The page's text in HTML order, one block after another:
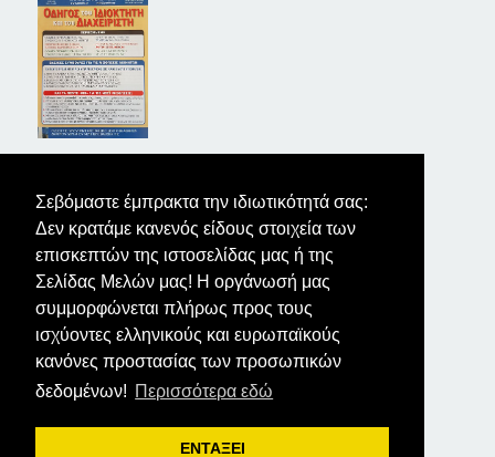
Σεβόμαστε έμπρακτα την ιδιωτικότητά σας:
Δεν κρατάμε κανενός είδους στοιχεία των
επισκεπτών της ιστοσελίδας μας ή της
Σελίδας Μελών μας! Η οργάνωσή μας
συμμορφώνεται πλήρως προς τους
ισχύοντες ελληνικούς και ευρωπαϊκούς
κανόνες προστασίας των προσωπικών
δεδομένων! Περισσότερα εδώ
ΕΝΤΑΞΕΙ
ΤΑ ΝΕΑ ΤΩΝ ΙΔΙΟΚΤΗΤΩΝ
Σύνταξη κειμένων